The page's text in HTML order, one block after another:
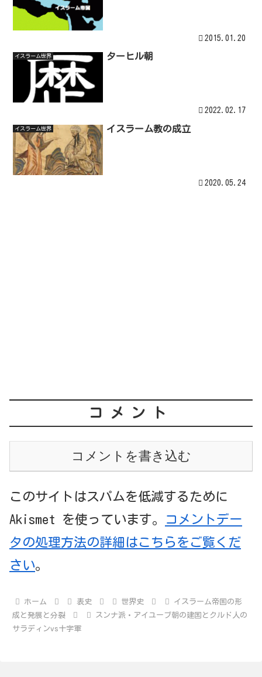
2015.01.20
イスラーム世界 ターヒル朝
2022.02.17
イスラーム世界 イスラーム教の成立
2020.05.24
コメント
コメントを書き込む
このサイトはスパムを低減するために
Akismet を使っています。
コメントデー
タの処理方法の詳細はこちらをご覧くだ
さい。
ホーム 表史 世界史
イスラーム帝国の形
成と発展と分裂
スンナ派・アイユーブ朝の建国とクルド人の
サラディンvs十字軍